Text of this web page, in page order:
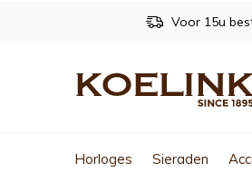
Horloges Sieraden
Voor 15u